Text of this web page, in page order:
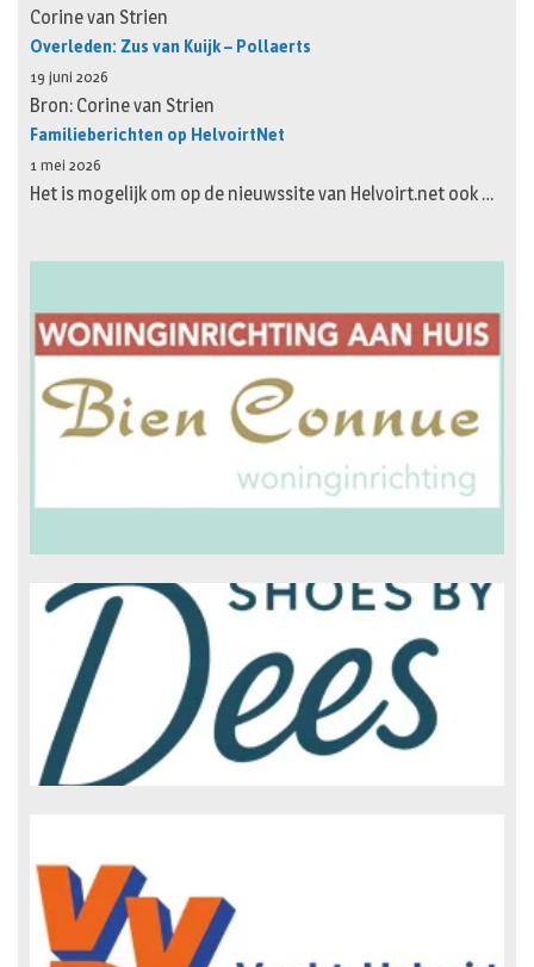
Corine van Strien
Overleden: Zus van Kuijk – Pollaerts
19 juni 2026
Bron: Corine van Strien
Familieberichten op HelvoirtNet
1 mei 2026
Het is mogelijk om op de nieuwssite van Helvoirt.net ook …